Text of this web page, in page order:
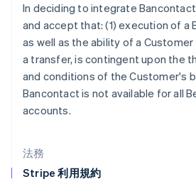
法務
Stripe 利用規約
In deciding to integrate
and accept that: (1) execution of a
as well as the ability of a
a transfer, is contingent upon the
and conditions of the Customer's
Bancontact is not available for all
accounts.
スロバキア
English
スロベニア
English Italiano
タイ
チェコ共和国
English
DeutschEnglish